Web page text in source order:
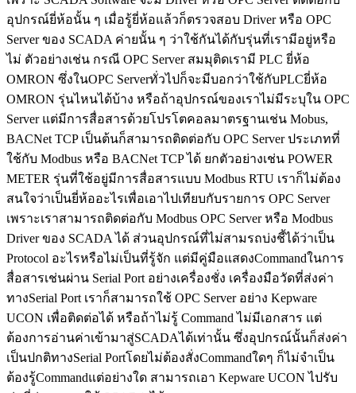
อุปกรณ์ยี่ห้อนั้น ๆ เมื่อรู้ยี่ห้อแล้วก็ตรวจสอบ Driver หรือ OPC
Server ของ SCADA ค่ายนั้น ๆ ว่าใช้กันได้กับรุ่นที่เรามีอยู่หรือ
ไม่ ตัวอย่างเช่น กรณี OPC Server สมมุติดเรามี PLC ยี่ห้อ
OMRON ซึ่งในOPC Serverทั่วไปก็จะมีบอกว่าใช้กับPLCยี่ห้อ
OMRON รุ่นไหนได้บ้าง หรือถ้าอุปกรณ์ของเราไม่มีระบุใน OPC
Server แต่มีการสื่อสารด้วยโปรโตคอลมาตรฐานเช่น Mobus,
BACNet TCP เป็นต้นก็สามารถติดต่อกับ OPC Server ประเภทที่
ใช้กับ Modbus หรือ BACNet TCP ได้ ยกตัวอย่างเช่น POWER
METER รุ่นที่ใช้อยู่มีการสื่อสารแบบ Modbus RTU เราก็ไม่ต้อง
สนใจว่าเป็นยี่ห้ออะไรเพื่อเอาไปเทียบกับรายการ OPC Server
เพราะเราสามารถติดต่อกับ Modbus OPC Server หรือ Modbus
Driver ของ SCADA ได้ ส่วนอุปกรณ์ที่ไม่สามรถบ่งชี้ได้ว่าเป็น
Protocol อะไรหรือไม่เป็นที่รู้จัก แต่มีคู่มือแสดงCommandในการ
สื่อสารเช่นผ่าน Serial Port อย่างเครื่องชั่ง เครื่องมือวัดที่ส่งค่า
ทางSerial Port เราก็สามารถใช้ OPC Server อย่าง Kepware
UCON เพื่อติดต่อได้ หรือถ้าไม่รู้ Command ไม่มีเอกสาร แต่
ต้องการอ่านค่าเข้ามาสู่SCADAได้เท่านั้น ซึ่งอุปกรณ์นั้นก็ส่งค่า
เป็นปกติทางSerial Portโดยไม่ต้องสั่งCommandใดๆ ก็ไม่จำเป็น
ต้องรู้Commandแต่อย่างใด สามารถเอา Kepware UCON ไปรับ